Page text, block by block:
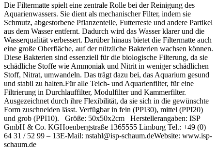
Die Filtermatte spielt eine zentrale Rolle bei der Reinigung des
Aquarienwassers. Sie dient als mechanischer Filter, indem sie
Schmutz, abgestorbene Pflanzenteile, Futterreste und andere Partikel
aus dem Wasser entfernt. Dadurch wird das Wasser klarer und die
Wasserqualität verbessert. Darüber hinaus bietet die Filtermatte auch
eine große Oberfläche, auf der nützliche Bakterien wachsen können.
Diese Bakterien sind essenziell für die biologische Filterung, da sie
schädliche Stoffe wie Ammoniak und Nitrit in weniger schädlichen
Stoff, Nitrat, umwandeln. Das trägt dazu bei, das Aquarium gesund
und stabil zu halten.Für alle Teich- und Aquarienfilter, für eine
Filtrierung in Durchlauffilter, Modulfilter und Kammerfilter.
Ausgezeichnet durch ihre Flexibilität, da sie sich in die gewünschte
Form zuschneiden lässt. Verfügbar in fein (PPI30), mittel (PPI20)
und grob (PPI10). Größe: 50x50x2cm Herstellerangaben: ISP
GmbH & Co. KGHoenbergstraße 1365555 Limburg Tel.: +49 (0)
64 31 / 52 99 – 13E-Mail: nstahl@isp-schaum.deWebsite: www.isp-
schaum.de